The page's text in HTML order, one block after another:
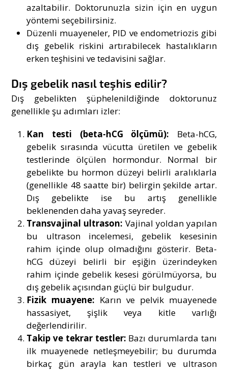
azaltabilir. Doktorunuzla sizin için en uygun
yöntemi seçebilirsiniz.
Düzenli muayeneler, PID ve endometriozis gibi
dış gebelik riskini artırabilecek hastalıkların
erken teşhisini ve tedavisini sağlar.
Dış gebelik nasıl teşhis edilir?
Dış gebelikten şüphelenildiğinde doktorunuz
genellikle şu adımları izler:
Kan testi (beta-hCG ölçümü): Beta-hCG,
gebelik sırasında vücutta üretilen ve gebelik
testlerinde ölçülen hormondur. Normal bir
gebelikte bu hormon düzeyi belirli aralıklarla
(genellikle 48 saatte bir) belirgin şekilde artar.
Dış gebelikte ise bu artış genellikle
beklenenden daha yavaş seyreder.
Transvajinal ultrason: Vajinal yoldan yapılan
bu ultrason incelemesi, gebelik kesesinin
rahim içinde olup olmadığını gösterir. Beta-
hCG düzeyi belirli bir eşiğin üzerindeyken
rahim içinde gebelik kesesi görülmüyorsa, bu
dış gebelik açısından güçlü bir bulgudur.
Fizik muayene: Karın ve pelvik muayenede
hassasiyet, şişlik veya kitle varlığı
değerlendirilir.
Takip ve tekrar testler: Bazı durumlarda tanı
ilk muayenede netleşmeyebilir; bu durumda
birkaç gün arayla kan testleri ve ultrason